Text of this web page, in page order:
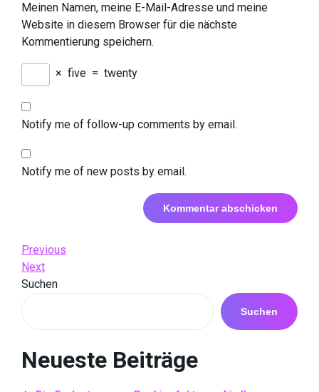
Meinen Namen, meine E-Mail-Adresse und meine
Website in diesem Browser für die nächste
Kommentierung speichern.
× five = twenty
Notify me of follow-up comments by email.
Notify me of new posts by email.
Beitrags-
Navigation
Previous
Post
Previous
Next
Post
Next
Suchen
Suchen
Neueste Beiträge